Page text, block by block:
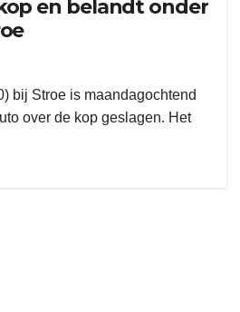
en belandt onder
bij Stroe is maandagochtend
over de kop geslagen. Het